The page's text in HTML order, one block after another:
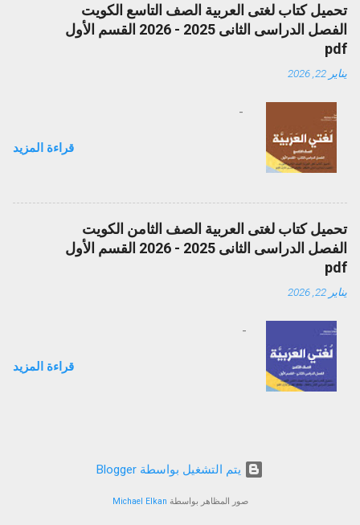
تحميل كتاب لغتى العربية الصف التاسع الكويت
الفصل الدراسى الثانى 2025 - 2026 القسم الأول
pdf
يناير 22, 2026
قراءة المزيد
تحميل كتاب لغتى العربية الصف الثامن الكويت
الفصل الدراسى الثانى 2025 - 2026 القسم الأول
pdf
يناير 22, 2026
قراءة المزيد
‏يتم التشغيل بواسطة Blogger
صور المظاهر بواسطةMichael Elkan